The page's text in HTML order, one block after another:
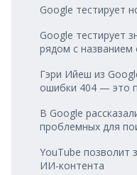
Google тестирует
Google тестирует
рядом с названием
Гэри Ийеш из
ошибки 404 — это
В Google
проблемных для
YouTube позволит
ИИ‑контента